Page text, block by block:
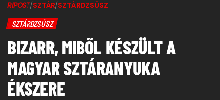
RIPOST/SZTÁR/SZTÁRDZSÚSZ
SZTÁRDZSÚSZ
BIZARR, MIBŐL KÉSZÜLT A
MAGYAR SZTÁRANYUKA
ÉKSZERE